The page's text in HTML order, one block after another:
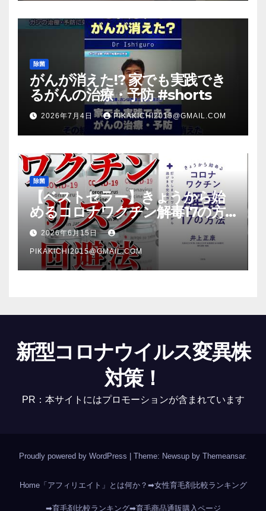
除菌
がんが消えた!? 家でも実践でき
るがんの治療・予防 #shorts
2026年7月4日 PIKAKICHI2015@GMAIL.COM
除菌
【ベストセラー】きょうから始
めるコロナワクチン解毒17の方
法【本要約】
2026年6月15日
PIKAKICHI2015@GMAIL.COM
新型コロナウイルス変異株
対策！
PR：本サイトにはプロモーションが含まれています
Proudly powered by WordPress Theme: Newsup by Themeansar.
Home「アフィリエイト」とは何か？ ➡女性育毛剤比較ランキング
➡育毛剤比較ランキング➡育毛商品通販購入ページ